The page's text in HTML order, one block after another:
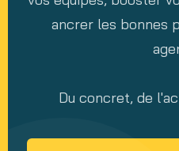
ancrer les bonnes
Du concret, de